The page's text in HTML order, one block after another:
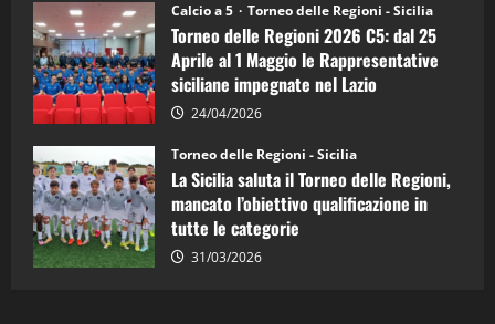
Calcio a 5 Torneo delle Regioni - Sicilia
Torneo delle Regioni 2026 C5: dal 25
Aprile al 1 Maggio le Rappresentative
siciliane impegnate nel Lazio
24/04/2026
Torneo delle Regioni - Sicilia
La Sicilia saluta il Torneo delle Regioni,
mancato l’obiettivo qualificazione in
tutte le categorie
31/03/2026